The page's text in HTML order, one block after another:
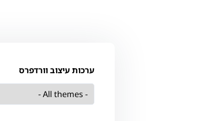
ערכות עיצוב וורדפרס